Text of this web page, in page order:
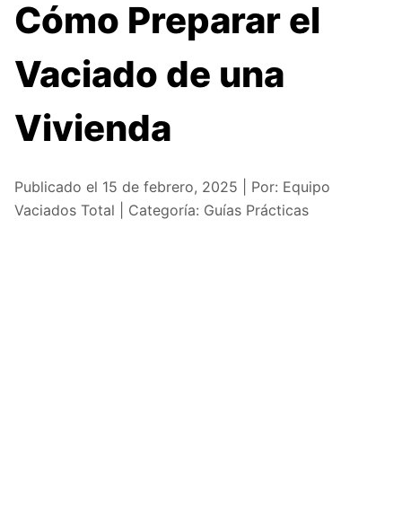
Cómo Preparar el
Vaciado de una
Vivienda
Publicado el 15 de febrero, 2025 | Por: Equipo
Vaciados Total | Categoría: Guías Prácticas